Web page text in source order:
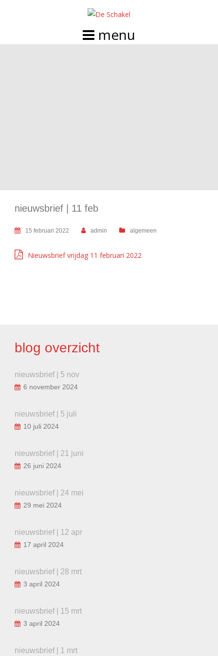
nieuwsbrief | 11 feb
15 februari 2022 admin algemeen
Nieuwsbrief vrijdag 11 februari 2022
blog overzicht
nieuwsbrief | 5 nov
6 november 2024
nieuwsbrief | 5 juli
10 juli 2024
nieuwsbrief | 21 juni
26 juni 2024
nieuwsbrief | 24 mei
29 mei 2024
nieuwsbrief | 12 apr
17 april 2024
nieuwsbrief | 28 mrt
3 april 2024
nieuwsbrief | 15 mrt
3 april 2024
nieuwsbrief | 1 mrt